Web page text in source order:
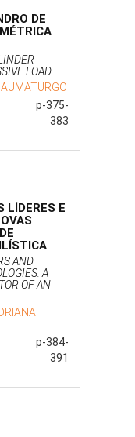
DE
LOAD
p-375-
383
LÍDERES E
AND
A
OF AN
p-384-
391